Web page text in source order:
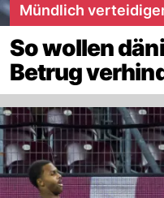
Mündlich
So wollen
Betrug